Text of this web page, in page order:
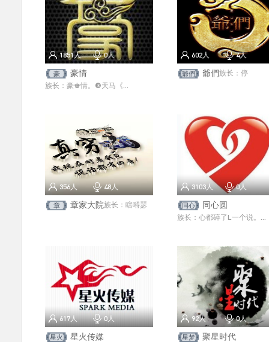
豪情
族长： 豪♚情。❸天马《行空》
1851人 0人
豪 爺們族长： 停
602人 4人
爺們
章家大院族长： 瞎嘚瑟
356人 48人
章 同心圆
族长： 心都碎了L一个说。你好美。一个吻
3103人 0人
同心
星火传媒
617人 0人
星火 聚星时代
92人 0人
星梦